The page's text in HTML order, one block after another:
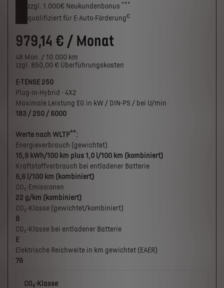
zzgl. 1.000€ Neukunden­bonus ***
qualifiziert für E-Auto-Förderungc
979,14 € / Monat
48 Mon. / 10.000 km
zzgl. 850,00 € Überführungskosten
E-TENSE 250
Plug-in-Hybrid - 4X2
Maximale Leistung EG in kW / DIN-PS / bei U/min
183 / 250 / 6000
Werte nach WLTP**:
Energieverbrauch (gewichtet)
15,9 kWh/100 km plus 1,0 l/100 km (kombiniert)
Kraftstoffverbrauch bei entladener Batterie
6,6 l/100 km (kombiniert)
CO₂-Emissionen
22 g/km (kombiniert)
CO₂-Klasse (gewichtet/kombiniert)
B
CO₂-Klasse bei entladener Batterie
E
Elektrische Reichweite in km gewichtet (EAER)
76
CO₂-Klasse